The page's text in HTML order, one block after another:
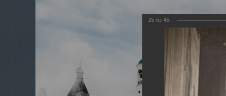
25 из 45